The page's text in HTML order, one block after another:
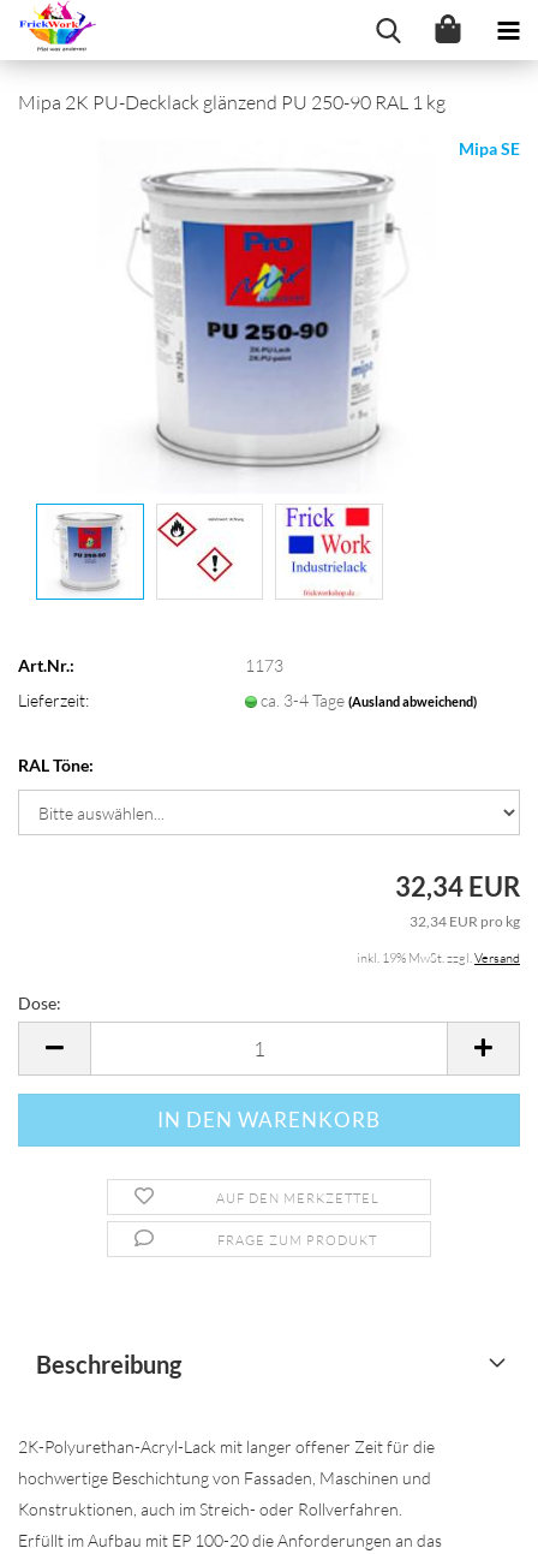
Mipa 2K PU-Decklack glänzend PU 250-90 RAL 1 kg
Mipa SE
Art.Nr.:
1173
Lieferzeit:
ca. 3-4 Tage(Ausland abweichend)
RAL Töne:
32,34 EUR
32,34 EUR pro kg
inkl. 19% MwSt. zzgl.Versand
Dose:
AUF DEN MERKZETTEL
FRAGE ZUM PRODUKT
Beschreibung
2K-Polyurethan-Acryl-Lack mit langer offener Zeit für die
hochwertige Beschichtung von Fassaden, Maschinen und
Konstruktionen, auch im Streich- oder Rollverfahren.
Erfüllt im Aufbau mit EP 100-20 die Anforderungen an das